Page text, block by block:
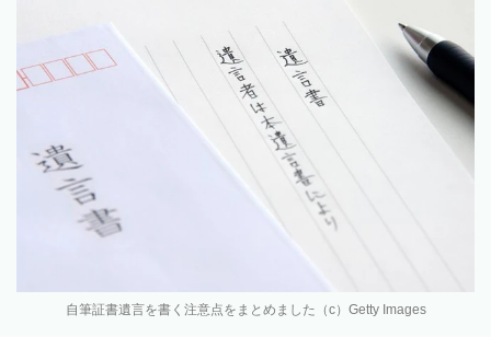
自筆証書遺言を書く注意点をまとめました（c）Getty Images